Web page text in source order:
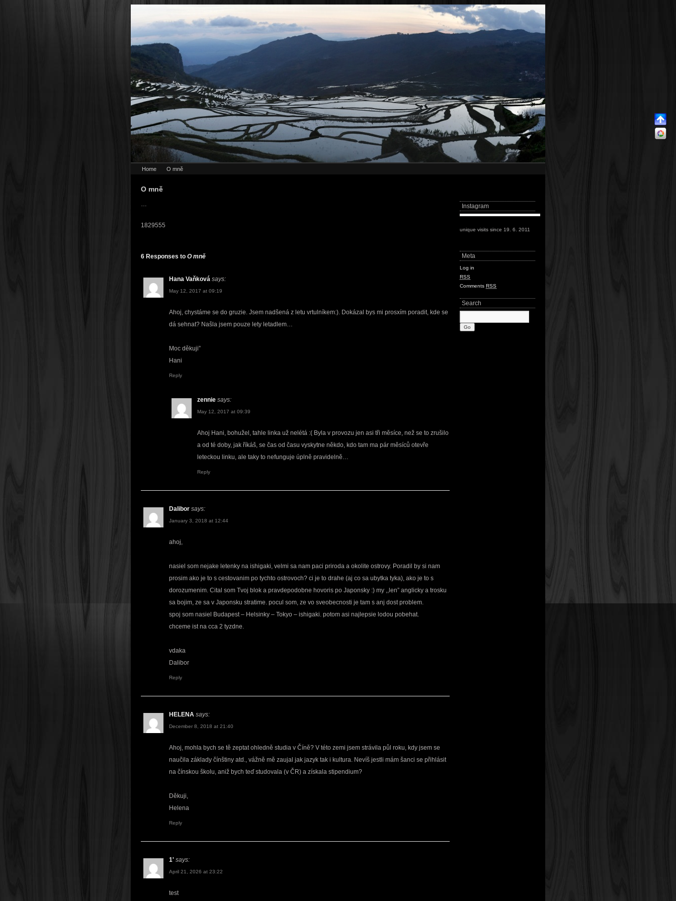
Home O mně
O mně
…
1829555
6 Responses to O mně
Hana Vaňková says:
May 12, 2017 at 09:19
Ahoj, chystáme se do gruzie. Jsem nadšená z letu vrtulníkem:). Dokázal bys mi prosxím poradit, kde se
dá sehnat? Našla jsem pouze lety letadlem…
Moc děkuji”
Hani
Reply
zennie says:
May 12, 2017 at 09:39
Ahoj Hani, bohužel, tahle linka už nelétá :( Byla v provozu jen asi tři měsíce, než se to zrušilo
a od té doby, jak říkáš, se čas od času vyskytne někdo, kdo tam ma pár měsíců otevře
leteckou linku, ale taky to nefunguje úplně pravidelně…
Reply
Dalibor says:
January 3, 2018 at 12:44
ahoj,
nasiel som nejake letenky na ishigaki, velmi sa nam paci priroda a okolite ostrovy. Poradil by si nam
prosim ako je to s cestovanim po tychto ostrovoch? ci je to drahe (aj co sa ubytka tyka), ako je to s
dorozumenim. Cital som Tvoj blok a pravdepodobne hovoris po Japonsky :) my ,,len” anglicky a trosku
sa bojim, ze sa v Japonsku stratime. pocul som, ze vo sveobecnosti je tam s anj dost problem.
spoj som nasiel Budapest – Helsinky – Tokyo – ishigaki. potom asi najlepsie lodou pobehat.
chceme ist na cca 2 tyzdne.
vdaka
Dalibor
Reply
HELENA says:
December 8, 2018 at 21:40
Ahoj, mohla bych se tě zeptat ohledně studia v Číně? V této zemi jsem strávila půl roku, kdy jsem se
naučila základy čínštiny atd., vážně mě zaujal jak jazyk tak i kultura. Nevíš jestli mám šanci se přihlásit
na čínskou školu, aniž bych teď studovala (v ČR) a získala stipendium?
Děkuji,
Helena
Reply
1' says:
April 21, 2026 at 23:22
test
Instagram
unique visits since 19. 6. 2011
Meta
Log in
RSS
Comments RSS
Search